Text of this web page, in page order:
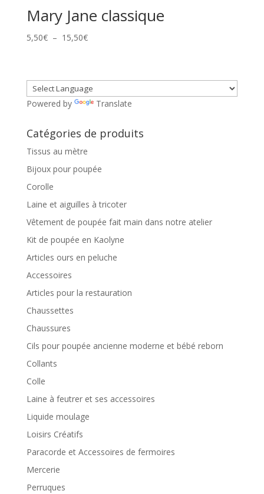
Mary Jane classique
5,50€ – 15,50€Plage
5,50€
à
15,50€
Powered by Translate
Catégories de produits
Tissus au mètre
Bijoux pour poupée
Corolle
Laine et aiguilles à tricoter
Vêtement de poupée fait main dans notre atelier
Kit de poupée en Kaolyne
Articles ours en peluche
Accessoires
Articles pour la restauration
Chaussettes
Chaussures
Cils pour poupée ancienne moderne et bébé reborn
Collants
Colle
Laine à feutrer et ses accessoires
Liquide moulage
Loisirs Créatifs
Paracorde et Accessoires de fermoires
Mercerie
Perruques